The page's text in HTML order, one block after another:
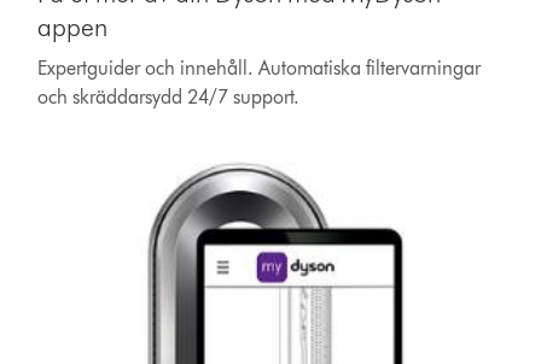
appen
Expertguider och innehåll. Automatiska filtervarningar
och skräddarsydd 24/7 support.